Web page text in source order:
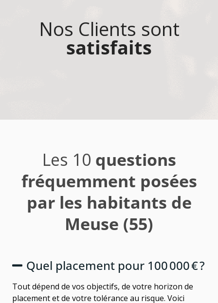
Nos Clients sont
satisfaits
Les 10 questions
fréquemment posées
par les habitants de
Meuse (55)
Quel placement pour 100 000 € ?
Tout dépend de vos objectifs, de votre horizon de
placement et de votre tolérance au risque. Voici